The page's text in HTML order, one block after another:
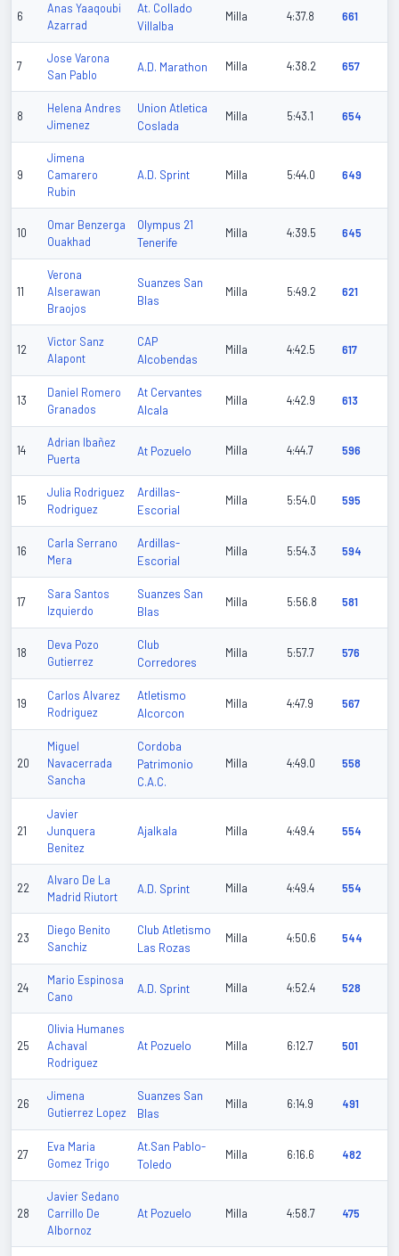
6
Anas Yaaqoubi
Azarrad
At. Collado
Villalba
Milla 4:37.8 661
7
Jose Varona
San Pablo
A.D. Marathon Milla 4:38.2 657
8
Helena Andres
Jimenez
Union Atletica
Coslada
Milla 5:43.1 654
9
Jimena
Camarero
Rubin
A.D. Sprint Milla 5:44.0 649
10
Omar Benzerga
Ouakhad
Olympus 21
Tenerife
Milla 4:39.5 645
11
Verona
Alserawan
Braojos
Suanzes San
Blas
Milla 5:49.2 621
12
Victor Sanz
Alapont
CAP
Alcobendas
Milla 4:42.5 617
13
Daniel Romero
Granados
At Cervantes
Alcala
Milla 4:42.9 613
14
Adrian Ibañez
Puerta
At Pozuelo Milla 4:44.7 596
15
Julia Rodriguez
Rodriguez
Ardillas-
Escorial
Milla 5:54.0 595
16
Carla Serrano
Mera
Ardillas-
Escorial
Milla 5:54.3 594
17
Sara Santos
Izquierdo
Suanzes San
Blas
Milla 5:56.8 581
18
Deva Pozo
Gutierrez
Club
Corredores
Milla 5:57.7 576
19
Carlos Alvarez
Rodriguez
Atletismo
Alcorcon
Milla 4:47.9 567
20
Miguel
Navacerrada
Sancha
Cordoba
Patrimonio
C.A.C.
Milla 4:49.0 558
21
Javier
Junquera
Benitez
Ajalkala Milla 4:49.4 554
22
Alvaro De La
Madrid Riutort
A.D. Sprint Milla 4:49.4 554
23
Diego Benito
Sanchiz
Club Atletismo
Las Rozas
Milla 4:50.6 544
24
Mario Espinosa
Cano
A.D. Sprint Milla 4:52.4 528
25
Olivia Humanes
Achaval
Rodriguez
At Pozuelo Milla 6:12.7 501
26
Jimena
Gutierrez Lopez
Suanzes San
Blas
Milla 6:14.9 491
27
Eva Maria
Gomez Trigo
At.San Pablo-
Toledo
Milla 6:16.6 482
28
Javier Sedano
Carrillo De
Albornoz
At Pozuelo Milla 4:58.7 475